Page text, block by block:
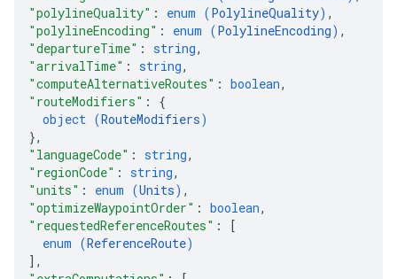
"polylineQuality" : enum (PolylineQuality) ,
"polylineEncoding" : enum (PolylineEncoding) ,
"departureTime" : string,
"arrivalTime" : string,
"computeAlternativeRoutes" : boolean,
"routeModifiers" : {
object (RouteModifiers)
},
"languageCode" : string,
"regionCode" : string,
"units" : enum (Units) ,
"optimizeWaypointOrder" : boolean,
"requestedReferenceRoutes" :
[
enum (ReferenceRoute)
] ,